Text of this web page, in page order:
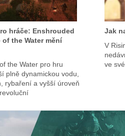
hráče: Enshrouded
of the Water mění
the Water pro hru
plně dynamickou vodu,
rybaření a vyšší úroveň
Jak
V
ve